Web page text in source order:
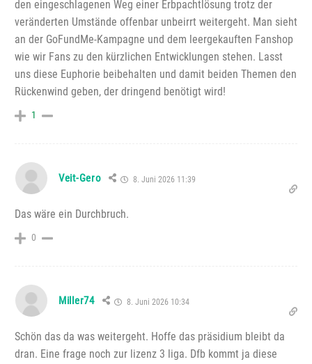
den eingeschlagenen Weg einer Erbpachtlösung trotz der
veränderten Umstände offenbar unbeirrt weitergeht. Man sieht
an der GoFundMe-Kampagne und dem leergekauften Fanshop
wie wir Fans zu den kürzlichen Entwicklungen stehen. Lasst
uns diese Euphorie beibehalten und damit beiden Themen den
Rückenwind geben, der dringend benötigt wird!
1
Veit-Gero 8. Juni 2026 11:39
Das wäre ein Durchbruch.
0
Miller74 8. Juni 2026 10:34
Schön das da was weitergeht. Hoffe das präsidium bleibt da
dran. Eine frage noch zur lizenz 3 liga. Dfb kommt ja diese